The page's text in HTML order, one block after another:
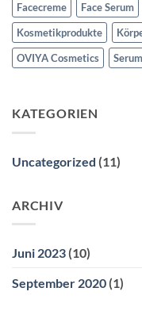
Facecreme
Face Serum
Kosmetikprodukte
OVIYA Cosmetics
Serum
KATEGORIEN
Uncategorized (11)
ARCHIV
Juni 2023 (10)
September 2020 (1)